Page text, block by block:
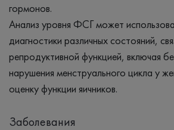
гормонов.
Анализ уровня ФСГ может
диагностики различных состояний,
репродуктивной функцией, включая
нарушения менструального цикла у
оценку функции яичников.
Заболевания